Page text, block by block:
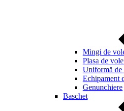
Mingi de
Plasa de
Uniformă de
Echipament
Genunchiere
Baschet